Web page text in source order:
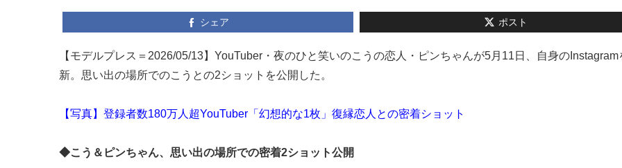
シェア ポスト
【モデルプレス＝2026/05/13】YouTuber・夜のひと笑いのこうの恋人・ピンちゃんが5月11日、自身のInstagram
新。思い出の場所でのこうとの2ショットを公開した。
【写真】登録者数180万人超YouTuber「幻想的な1枚」復縁恋人との密着ショット
◆こう＆ピンちゃん、思い出の場所での密着2ショット公開